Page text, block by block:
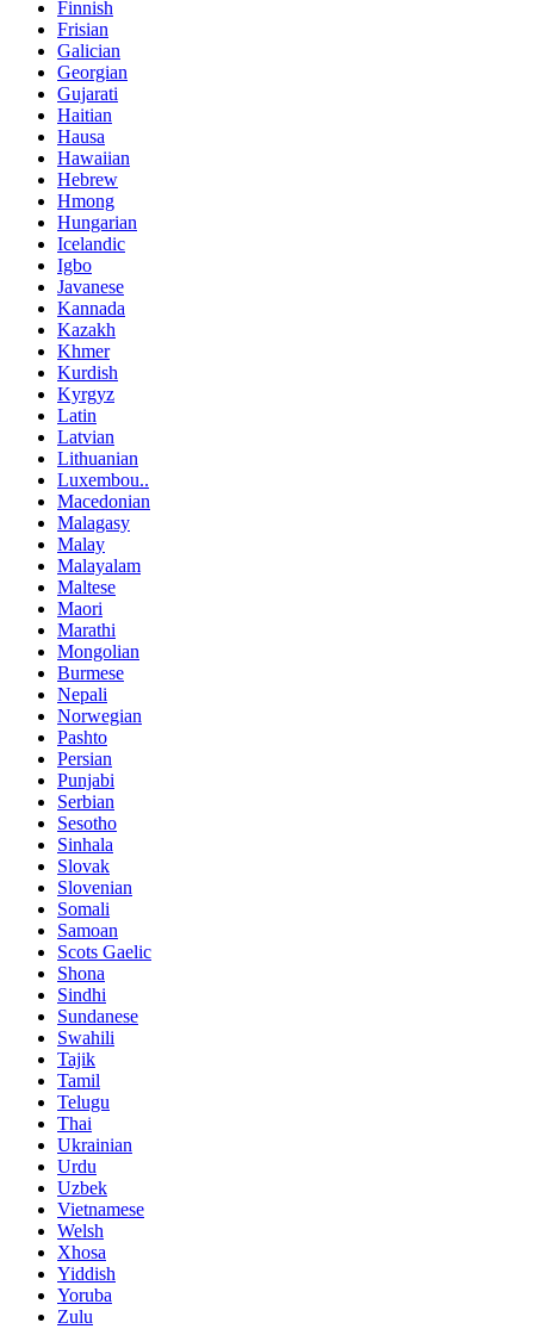
Finnish
Frisian
Galician
Georgian
Gujarati
Haitian
Hausa
Hawaiian
Hebrew
Hmong
Hungarian
Icelandic
Igbo
Javanese
Kannada
Kazakh
Khmer
Kurdish
Kyrgyz
Latin
Latvian
Lithuanian
Luxembou..
Macedonian
Malagasy
Malay
Malayalam
Maltese
Maori
Marathi
Mongolian
Burmese
Nepali
Norwegian
Pashto
Persian
Punjabi
Serbian
Sesotho
Sinhala
Slovak
Slovenian
Somali
Samoan
Scots Gaelic
Shona
Sindhi
Sundanese
Swahili
Tajik
Tamil
Telugu
Thai
Ukrainian
Urdu
Uzbek
Vietnamese
Welsh
Xhosa
Yiddish
Yoruba
Zulu